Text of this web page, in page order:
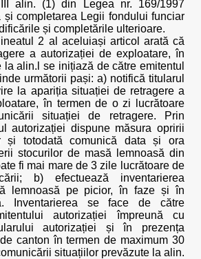
alin. (1) din Legea nr. 169/1997
și completarea Legii fondului funciar
și completările ulterioare.
2 al aceluiași articol arată că
a autorizației de exploatare, în
alin.l se inițiază de către emitentul
următorii pași: a) notifică titularul
la apariția situației de retragere a
în termen de o zi lucrătoare
situației de retragere. Prin
autorizației dispune măsura opririi
și totodată comunică data și ora
stocurilor de masă lemnoasă din
fi mai mare de 3 zile lucrătoare de
b) efectuează inventarierea
lemnoasă pe picior, în faze și în
Inventarierea se face de către
autorizației împreună cu
autorizației și în prezența
canton în termen de maximum 30
situațiilor prevăzute la alin.